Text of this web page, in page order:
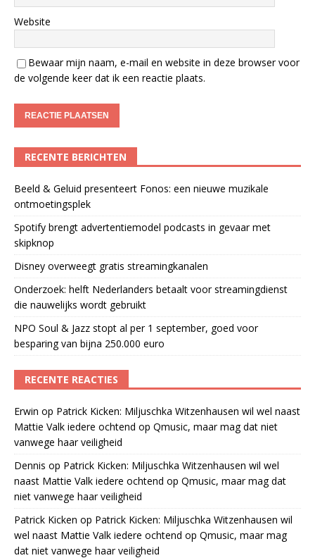
Website
Bewaar mijn naam, e-mail en website in deze browser voor
de volgende keer dat ik een reactie plaats.
RECENTE BERICHTEN
Beeld & Geluid presenteert Fonos: een nieuwe muzikale
ontmoetingsplek
Spotify brengt advertentiemodel podcasts in gevaar met
skipknop
Disney overweegt gratis streamingkanalen
Onderzoek: helft Nederlanders betaalt voor streamingdienst
die nauwelijks wordt gebruikt
NPO Soul & Jazz stopt al per 1 september, goed voor
besparing van bijna 250.000 euro
RECENTE REACTIES
Erwin op Patrick Kicken: Miljuschka Witzenhausen wil wel naast
Mattie Valk iedere ochtend op Qmusic, maar mag dat niet
vanwege haar veiligheid
Dennis op Patrick Kicken: Miljuschka Witzenhausen wil wel
naast Mattie Valk iedere ochtend op Qmusic, maar mag dat
niet vanwege haar veiligheid
Patrick Kicken op Patrick Kicken: Miljuschka Witzenhausen wil
wel naast Mattie Valk iedere ochtend op Qmusic, maar mag
dat niet vanwege haar veiligheid